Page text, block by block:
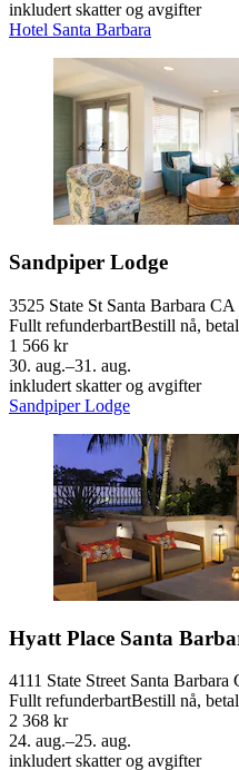
inkludert skatter og avgifter
Hotel Santa Barbara
Sandpiper Lodge
3525 State St Santa Barbara CA
Fullt refunderbartBestill nå,
1 566 kr
30. aug.–31. aug.
inkludert skatter og avgifter
Sandpiper Lodge
Hyatt Place Santa
4111 State Street Santa Barbara
Fullt refunderbartBestill nå,
2 368 kr
24. aug.–25. aug.
inkludert skatter og avgifter